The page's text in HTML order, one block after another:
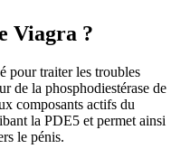
Viagra ?
pour traiter les troubles
de la phosphodiestérase de
composants actifs du
la PDE5 et permet ainsi
le pénis.